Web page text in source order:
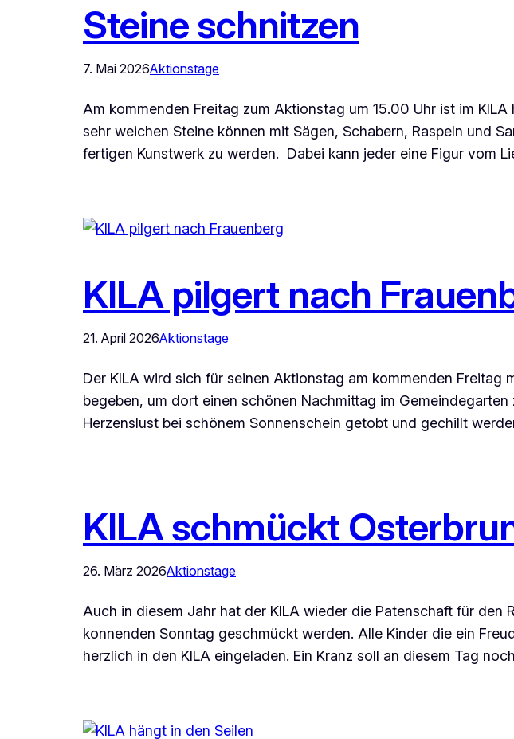
Steine schnitzen
7. Mai 2026Aktionstage
Am kommenden Freitag zum Aktionstag um 15.00 Uhr ist im
sehr weichen Steine können mit Sägen, Schabern, Raspeln und
fertigen Kunstwerk zu werden. Dabei kann jeder eine Figur vom
KILA pilgert nach
21. April 2026Aktionstage
Der KILA wird sich für seinen Aktionstag am kommenden Freitag
begeben, um dort einen schönen Nachmittag im
Herzenslust bei schönem Sonnenschein getobt und gechillt
KILA schmückt
26. März 2026Aktionstage
Auch in diesem Jahr hat der KILA wieder die Patenschaft für den
konnenden Sonntag geschmückt werden. Alle Kinder die ein
herzlich in den KILA eingeladen. Ein Kranz soll an diesem Tag